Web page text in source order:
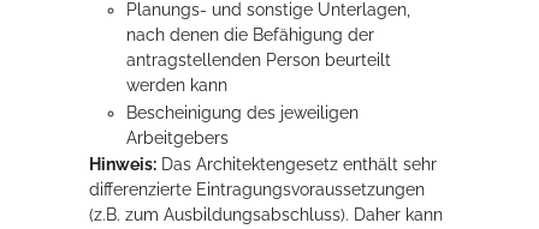
Planungs- und sonstige Unterlagen,
nach denen die Befähigung der
antragstellenden Person beurteilt
werden kann
Bescheinigung des jeweiligen
Arbeitgebers
Hinweis: Das Architektengesetz enthält sehr
differenzierte Eintragungsvoraussetzungen
(z.B. zum Ausbildungsabschluss). Daher kann